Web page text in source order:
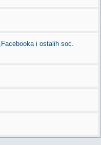
i ostalih soc.